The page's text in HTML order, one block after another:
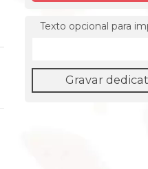
Texto opcional para
Gravar